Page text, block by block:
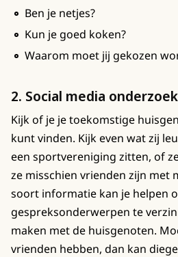
Ben je netjes?
Kun je goed koken?
Waarom moet jij gekozen
2. Social media onderzoek
Kijk of je je toekomstige
kunt vinden. Kijk even wat zij
een sportvereniging zitten, of
ze misschien vrienden zijn met
soort informatie kan je helpen
gespreksonderwerpen te
maken met de huisgenoten.
vrienden hebben, dan kan